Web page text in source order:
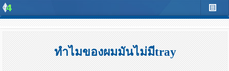
ทำไมของผมมันไม่มีtray